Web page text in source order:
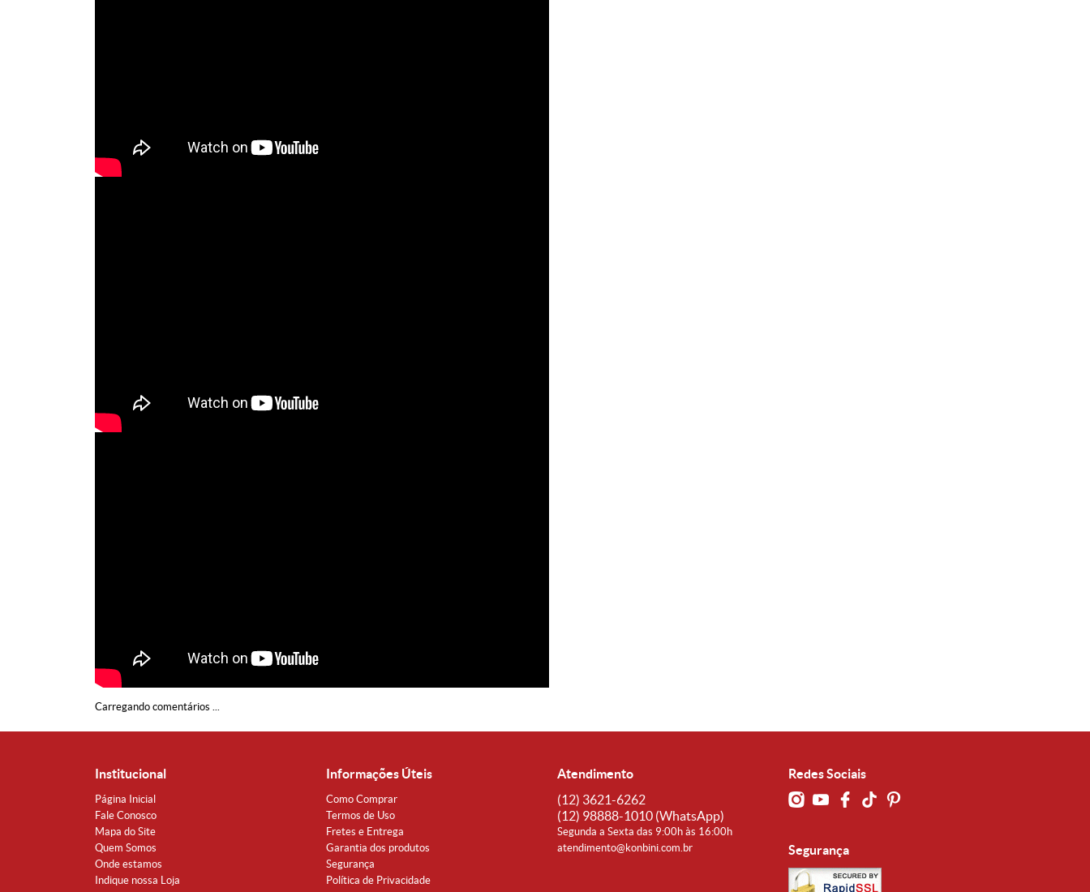
Carregando comentários ...
Institucional
Página Inicial
Fale Conosco
Mapa do Site
Quem Somos
Onde estamos
Indique nossa Loja
Informações Úteis
Como Comprar
Termos de Uso
Fretes e Entrega
Garantia dos produtos
Segurança
Política de Privacidade
Atendimento
(12) 3621-6262
(12) 98888-1010 (WhatsApp)
Segunda a Sexta das 9:00h às 16:00h
atendimento@konbini.com.br
Redes Sociais
Segurança